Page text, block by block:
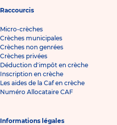
Raccourcis
Micro-crèches
Crèches municipales
Crèches non genrées
Crèches privées
Déduction d'impôt en crèche
Inscription en crèche
Les aides de la Caf en crèche
Numéro Allocataire CAF
Informations légales